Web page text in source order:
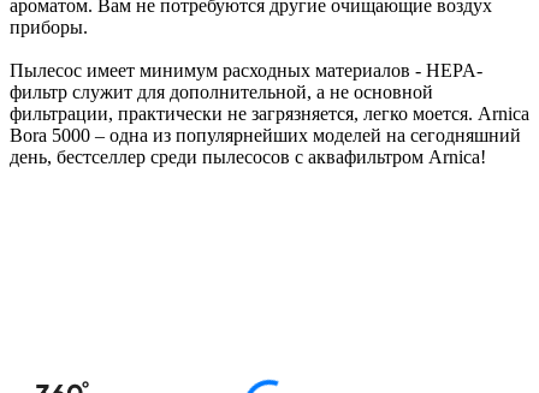
ароматом. Вам не потребуются другие очищающие воздух
приборы.
Пылесос имеет минимум расходных материалов - HEPA-
фильтр служит для дополнительной, а не основной
фильтрации, практически не загрязняется, легко моется. Arnica
Bora 5000 – одна из популярнейших моделей на сегодняшний
день, бестселлер среди пылесосов с аквафильтром Arnica!